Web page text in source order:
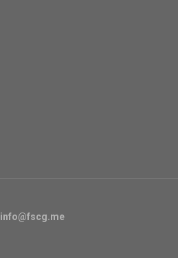
info@fscg.me